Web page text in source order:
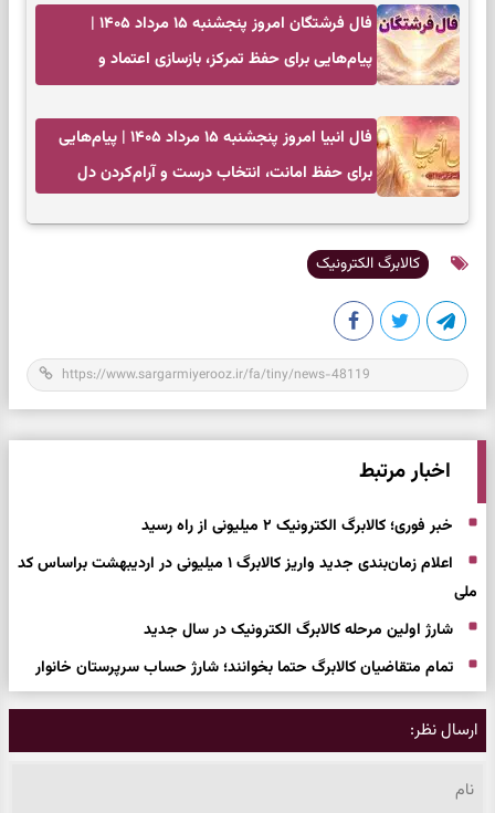
فال فرشتگان امروز پنجشنبه ۱۵ مرداد ۱۴۰۵ |
پیام‌هایی برای حفظ تمرکز، بازسازی اعتماد و
فال انبیا امروز پنجشنبه ۱۵ مرداد ۱۴۰۵ | پیام‌هایی
برای حفظ امانت، انتخاب درست و آرام‌کردن دل
کالابرگ الکترونیک
اخبار مرتبط
خبر فوری؛ کالابرگ الکترونیک ۲ میلیونی از راه رسید
اعلام زمان‌بندی جدید واریز کالابرگ ۱ میلیونی در اردیبهشت براساس کد
ملی
شارژ اولین مرحله کالابرگ الکترونیک در سال جدید
تمام متقاضیان کالابرگ حتما بخوانند؛ شارژ حساب سرپرستان خانوار
ارسال نظر: